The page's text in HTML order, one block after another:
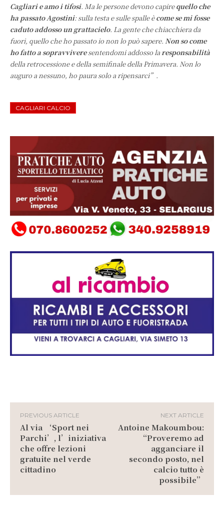
Cagliari e amo i tifosi. Ma le persone devono capirequello che
ha passato Agostini: sulla testa e sulle spalle ècome se mi fosse
caduto addosso un grattacielo. La gente che chiacchiera da
fuori, quello che ho passato io non lo può sapere. Non so come
ho fatto a sopravviveresentendomi addosso laresponsabilità
della retrocessione e della semifinale della Primavera. Non lo
auguro a nessuno, ho paura solo a ripensarci”.
CAGLIARI CALCIO
PREVIOUS ARTICLE
Al via ‘Sport nei
Parchi’, l’iniziativa
che offre lezioni
gratuite nel verde
cittadino
NEXT ARTICLE
Antoine Makoumbou:
“Proveremo ad
agganciare il
secondo posto, nel
calcio tutto è
possibile”